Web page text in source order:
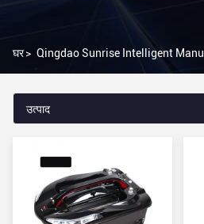
घर>
उत्पाद